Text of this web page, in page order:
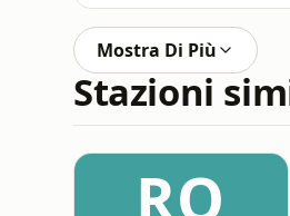
Mostra Di Più
Stazioni
RO